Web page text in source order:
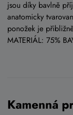
jsou díky bavlně
anatomicky
ponožek je
MATERIÁL: 75%
Kamenná